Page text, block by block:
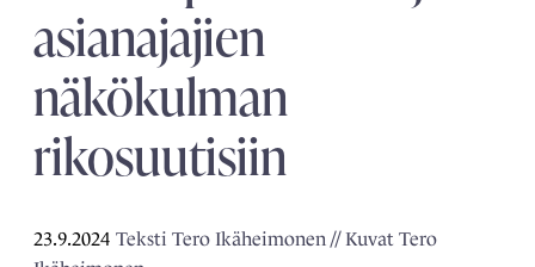
asianajajien
näkökulman
rikosuutisiin
23.9.2024 Teksti Tero Ikäheimonen // Kuvat Tero